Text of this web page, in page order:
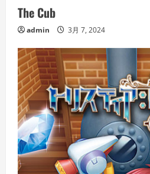
The Cub
admin 3月 7, 2024